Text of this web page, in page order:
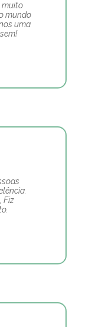
muito
mundo
uma
Fiz